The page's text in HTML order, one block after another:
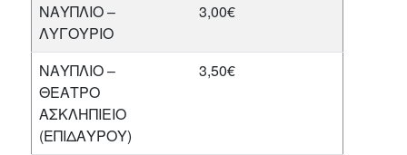
ΝΑΥΠΛΙΟ –
ΛΥΓΟΥΡΙΟ
3,00€
ΝΑΥΠΛΙΟ –
ΘΕΑΤΡΟ
ΑΣΚΛΗΠΙΕΙΟ
(ΕΠΙΔΑΥΡΟΥ)
3,50€